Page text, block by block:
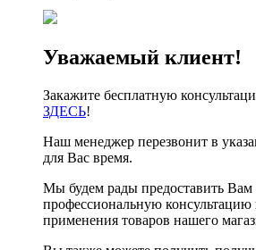
Уважаемый клиент!
Закажите бесплатную
ЗДЕСЬ!
Наш менеджер перезвонит в
для Вас время.
Мы будем рады предоставить
профессиональную консультацию
применения товаров нашего